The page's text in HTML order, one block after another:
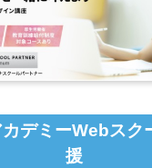
デミーWebスク
援